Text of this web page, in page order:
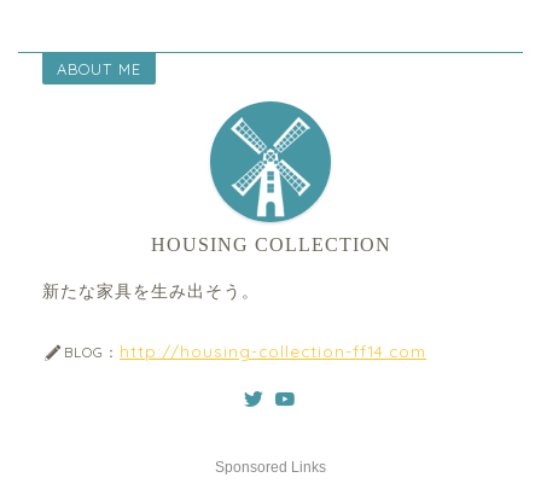
ABOUT ME
HOUSING COLLECTION
新たな家具を生み出そう。
BLOG： http://housing-collection-ff14.com
Sponsored Links